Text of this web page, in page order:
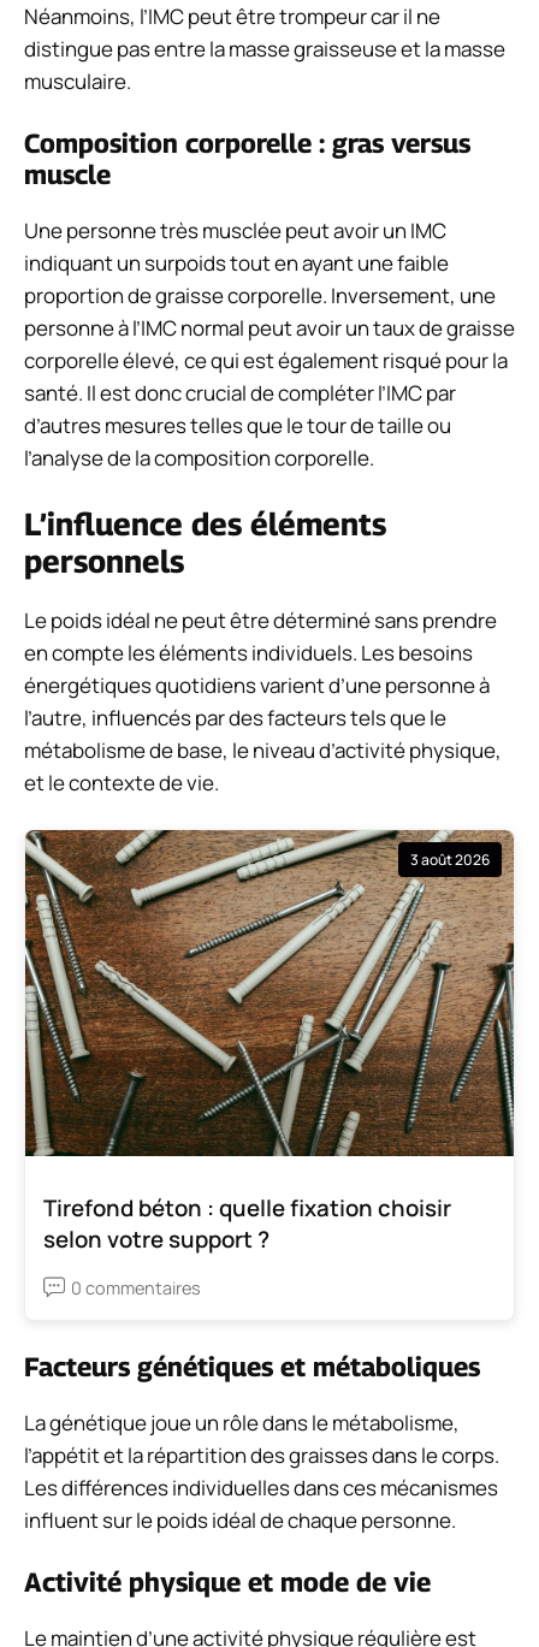
Néanmoins, l’IMC peut être trompeur car il ne
distingue pas entre la masse graisseuse et la masse
musculaire.
Composition corporelle : gras versus
muscle
Une personne très musclée peut avoir un IMC
indiquant un surpoids tout en ayant une faible
proportion de graisse corporelle. Inversement, une
personne à l’IMC normal peut avoir un taux de graisse
corporelle élevé, ce qui est également risqué pour la
santé. Il est donc crucial de compléter l’IMC par
d’autres mesures telles que le tour de taille ou
l’analyse de la composition corporelle.
L’influence des éléments
personnels
Le poids idéal ne peut être déterminé sans prendre
en compte les éléments individuels. Les besoins
énergétiques quotidiens varient d’une personne à
l’autre, influencés par des facteurs tels que le
métabolisme de base, le niveau d’activité physique,
et le contexte de vie.
3 août 2026
Tirefond béton : quelle fixation choisir
selon votre support ?
0 commentaires
Facteurs génétiques et métaboliques
La génétique joue un rôle dans le métabolisme,
l’appétit et la répartition des graisses dans le corps.
Les différences individuelles dans ces mécanismes
influent sur le poids idéal de chaque personne.
Activité physique et mode de vie
Le maintien d’une activité physique régulière est